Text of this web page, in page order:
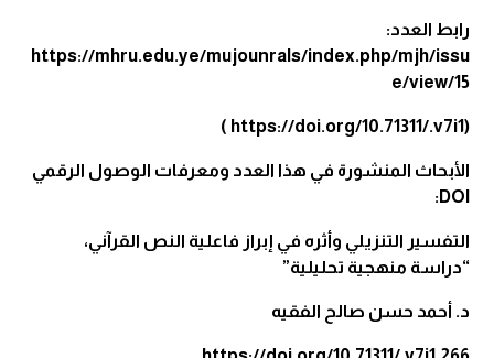
رابط العدد:
https://mhru.edu.ye/mujounrals/index.php/mjh/issu
e/view/15
(
https://doi.org/10.71311/.v7i1
)
الأبحاث المنشورة في هذا العدد ومعرفات الوصول الرقمي
DOI:
التفسير التنزيلي وأثره في إبراز فاعلية النص القرآني،
“دراسة منهجية تحليلية”
د. أحمد حسن صالح الفقيه